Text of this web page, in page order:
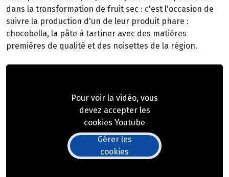
dans la transformation de fruit sec : c'est l'occasion de
suivre la production d'un de leur produit phare :
chocobella, la pâte à tartiner avec des matières
premières de qualité et des noisettes de la région.
Pour voir la vidéo, vous
devez accepter les
cookies Youtube
Gérer les
cookies